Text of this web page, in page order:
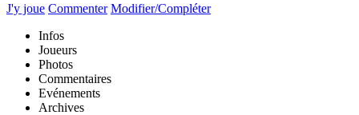
J'y joue Commenter Modifier/Compléter
Infos
Joueurs
Photos
Commentaires
Evénements
Archives